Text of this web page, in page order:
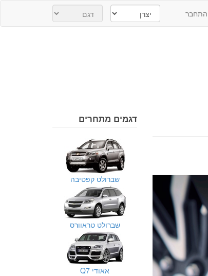
התחבר
דגמים מתחרים
שברולט קפטיבה
שברולט טראוורס
אאודי Q7